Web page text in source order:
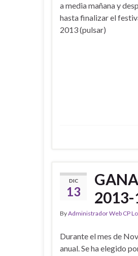
a media mañana y
hasta finalizar el
2013 (pulsar)
DIC
13
ByAdministrador Web CP
Durante el mes de
anual. Se ha elegido